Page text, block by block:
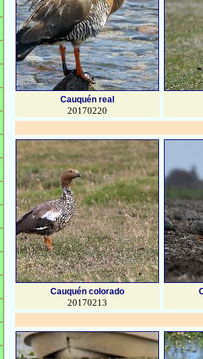
Cauquén real
20170220
Cauquén colorado
20170213